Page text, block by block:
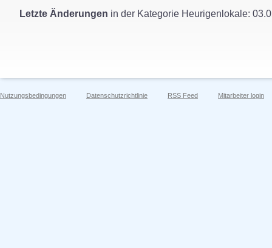
Letzte Änderungen in der Kategorie Heurigenlokale:
Nutzungsbedingungen Datenschutzrichtlinie RSS Feed Mitarbeiter login